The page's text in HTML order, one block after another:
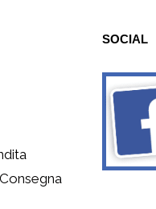
SOCIAL